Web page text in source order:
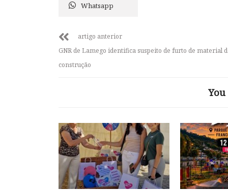
Whatsapp
artigo anterior
GNR de Lamego identifica suspeito de furto de material
construção